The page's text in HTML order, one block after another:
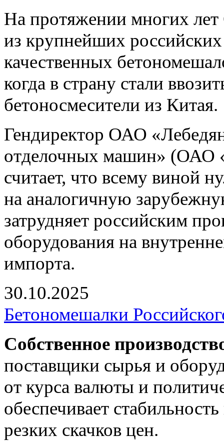
На протяжении многих
из крупнейших
качественных
когда в страну стали
бетоносмесители из Китая.
Гендиректор ОАО
отделочных машин»
считает, что всему виной
на аналогичную
затрудняет российским
оборудования на
импорта.
30.10.2025
Бетономешалки
Собственное
поставщики сырья и
от курса валюты и
обеспечивает
резких скачков цен.